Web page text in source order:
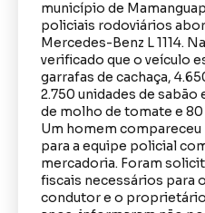
município de
policiais rodoviários
Mercedes-Benz L 1114.
verificado que o veículo
garrafas de cachaça,
2.750 unidades de sabão
de molho de tomate e
Um homem
para a equipe policial
mercadoria. Foram
fiscais necessários para
condutor e o